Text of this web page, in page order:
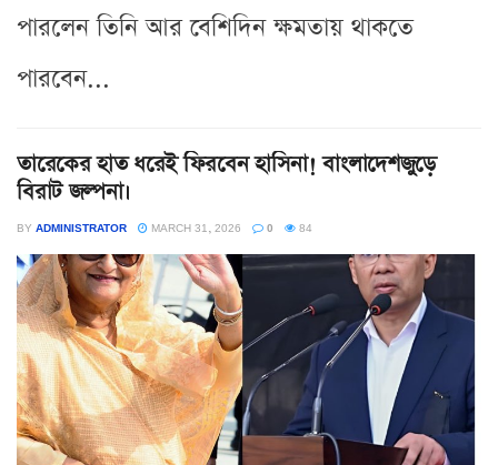
পারলেন তিনি আর বেশিদিন ক্ষমতায় থাকতে
পারবেন...
তারেকের হাত ধরেই ফিরবেন হাসিনা! বাংলাদেশজুড়ে
বিরাট জল্পনা।
BY ADMINISTRATOR MARCH 31, 2026 0 84